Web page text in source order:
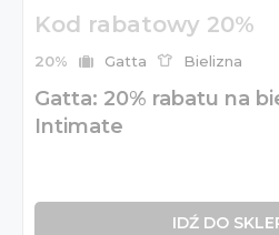
Kod rabatowy 20%
20% Gatta Bielizna
Gatta: 20% rabatu na
Intimate
IDŹ DO